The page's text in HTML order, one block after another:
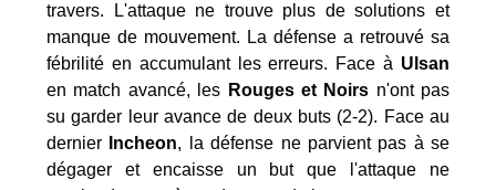
travers. L'attaque ne trouve plus de solutions et
manque de mouvement. La défense a retrouvé sa
fébrilité en accumulant les erreurs. Face à Ulsan
en match avancé, les Rouges et Noirs n'ont pas
su garder leur avance de deux buts (2-2). Face au
dernier
Incheon, la défense ne parvient pas à se
dégager et encaisse un but que l'attaque ne